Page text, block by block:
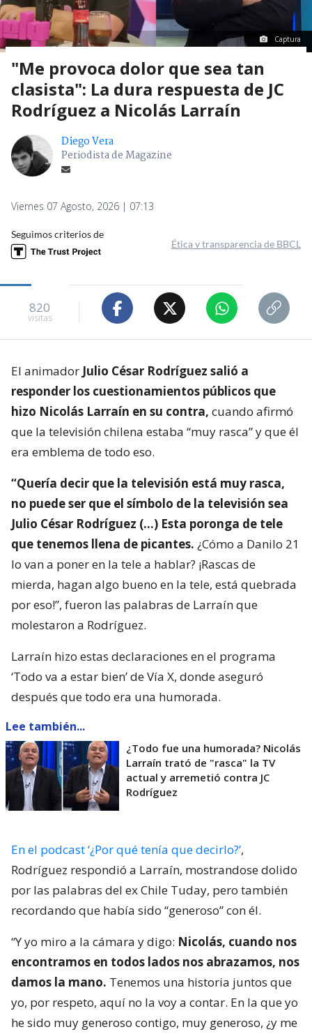
Captura
"Me provoca dolor que sea tan
clasista": La dura respuesta de JC
Rodríguez a Nicolás Larraín
Diego Vera
Periodista de Magazine
Viernes 07 Agosto, 2026 | 07:13
Seguimos criterios de
Ética y transparencia de BBCL
820
visitas
El animador Julio César Rodríguez salió a
responder los cuestionamientos públicos que
hizo Nicolás Larraín en su contra, cuando afirmó
que la televisión chilena estaba “muy rasca” y que él
era emblema de todo eso.
“Quería decir que la televisión está muy rasca,
no puede ser que el símbolo de la televisión sea
Julio César Rodríguez (…) Esta poronga de tele
que tenemos llena de picantes. ¿Cómo a Danilo 21
lo van a poner en la tele a hablar? ¡Rascas de
mierda, hagan algo bueno en la tele, está quebrada
por eso!”, fueron las palabras de Larraín que
molestaron a Rodríguez.
Larraín hizo estas declaraciones en el programa
‘Todo va a estar bien’ de Vía X, donde aseguró
después que todo era una humorada.
Lee también...
¿Todo fue una humorada? Nicolás
Larraín trató de "rasca" la TV
actual y arremetió contra JC
Rodríguez
En el podcast ‘¿Por qué tenía que decirlo?’,
Rodríguez respondió a Larraín, mostrandose dolido
por las palabras del ex Chile Tuday, pero también
recordando que había sido “generoso” con él.
“Y yo miro a la cámara y digo: Nicolás, cuando nos
encontramos en todos lados nos abrazamos, nos
damos la mano. Tenemos una historia juntos que
yo, por respeto, aquí no la voy a contar. En la que yo
he sido muy generoso contigo, muy generoso, ¿y me